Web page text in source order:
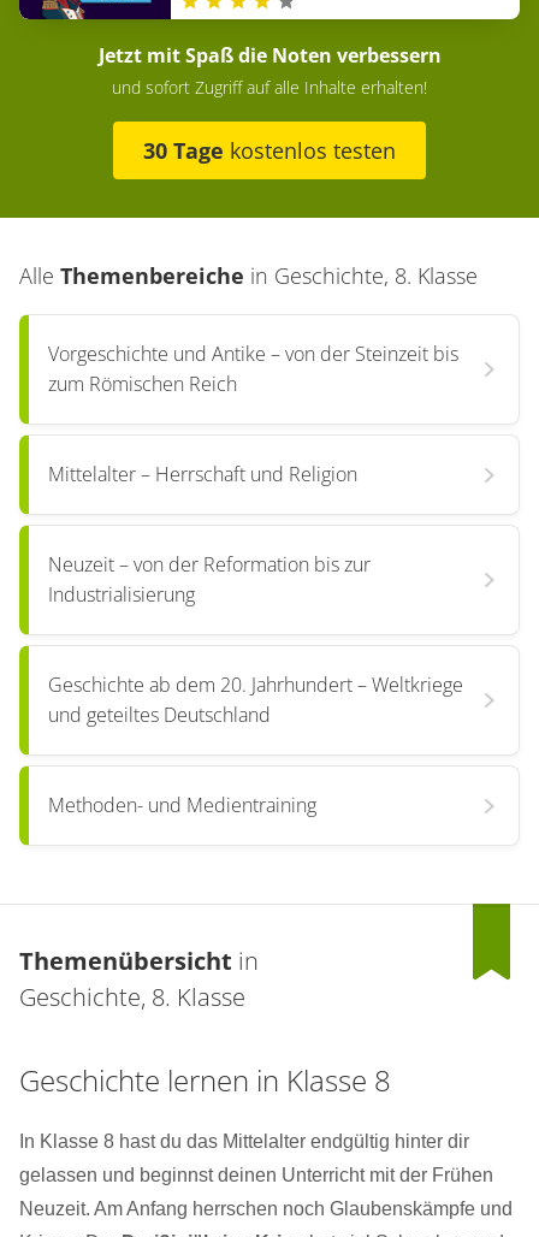
Jetzt mit Spaß die Noten verbessern
und sofort Zugriff auf alle Inhalte erhalten!
30 Tage kostenlos testen
Alle Themenbereiche in Geschichte, 8. Klasse
Vorgeschichte und Antike – von der Steinzeit bis
zum Römischen Reich
Mittelalter – Herrschaft und Religion
Neuzeit – von der Reformation bis zur
Industrialisierung
Geschichte ab dem 20. Jahrhundert – Weltkriege
und geteiltes Deutschland
Methoden- und Medientraining
Themenübersicht in
Geschichte, 8. Klasse
Geschichte lernen in Klasse 8
In Klasse 8 hast du das Mittelalter endgültig hinter dir
gelassen und beginnst deinen Unterricht mit der Frühen
Neuzeit. Am Anfang herrschen noch Glaubenskämpfe und